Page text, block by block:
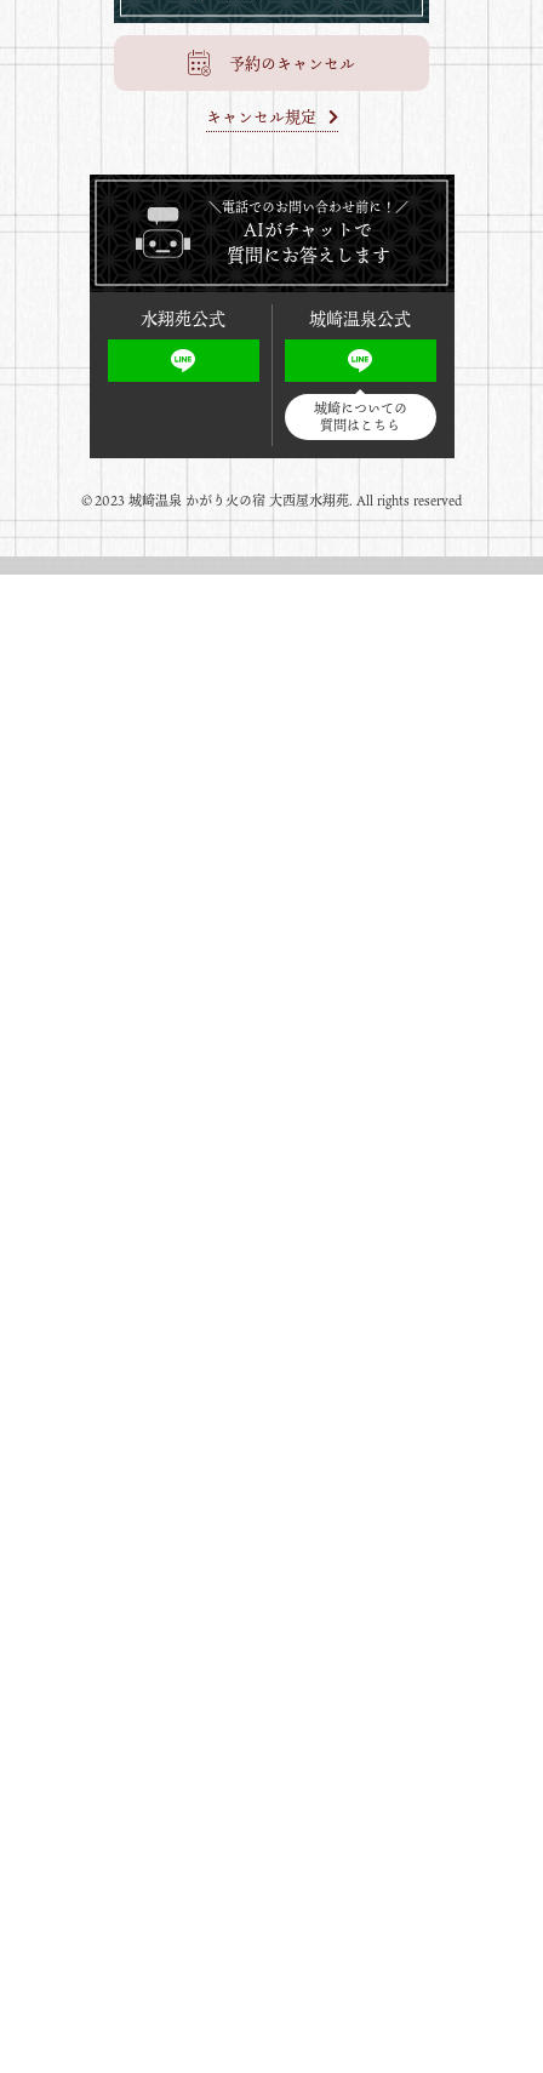
予約のキャンセル
キャンセル規定
＼電話でのお問い合わせ前に！／
AIがチャットで
質問にお答えします
水翔苑公式 城崎温泉公式
城崎についての
質問はこちら
©️2023 城崎温泉 かがり火の宿 大西屋水翔苑. All rights reserved